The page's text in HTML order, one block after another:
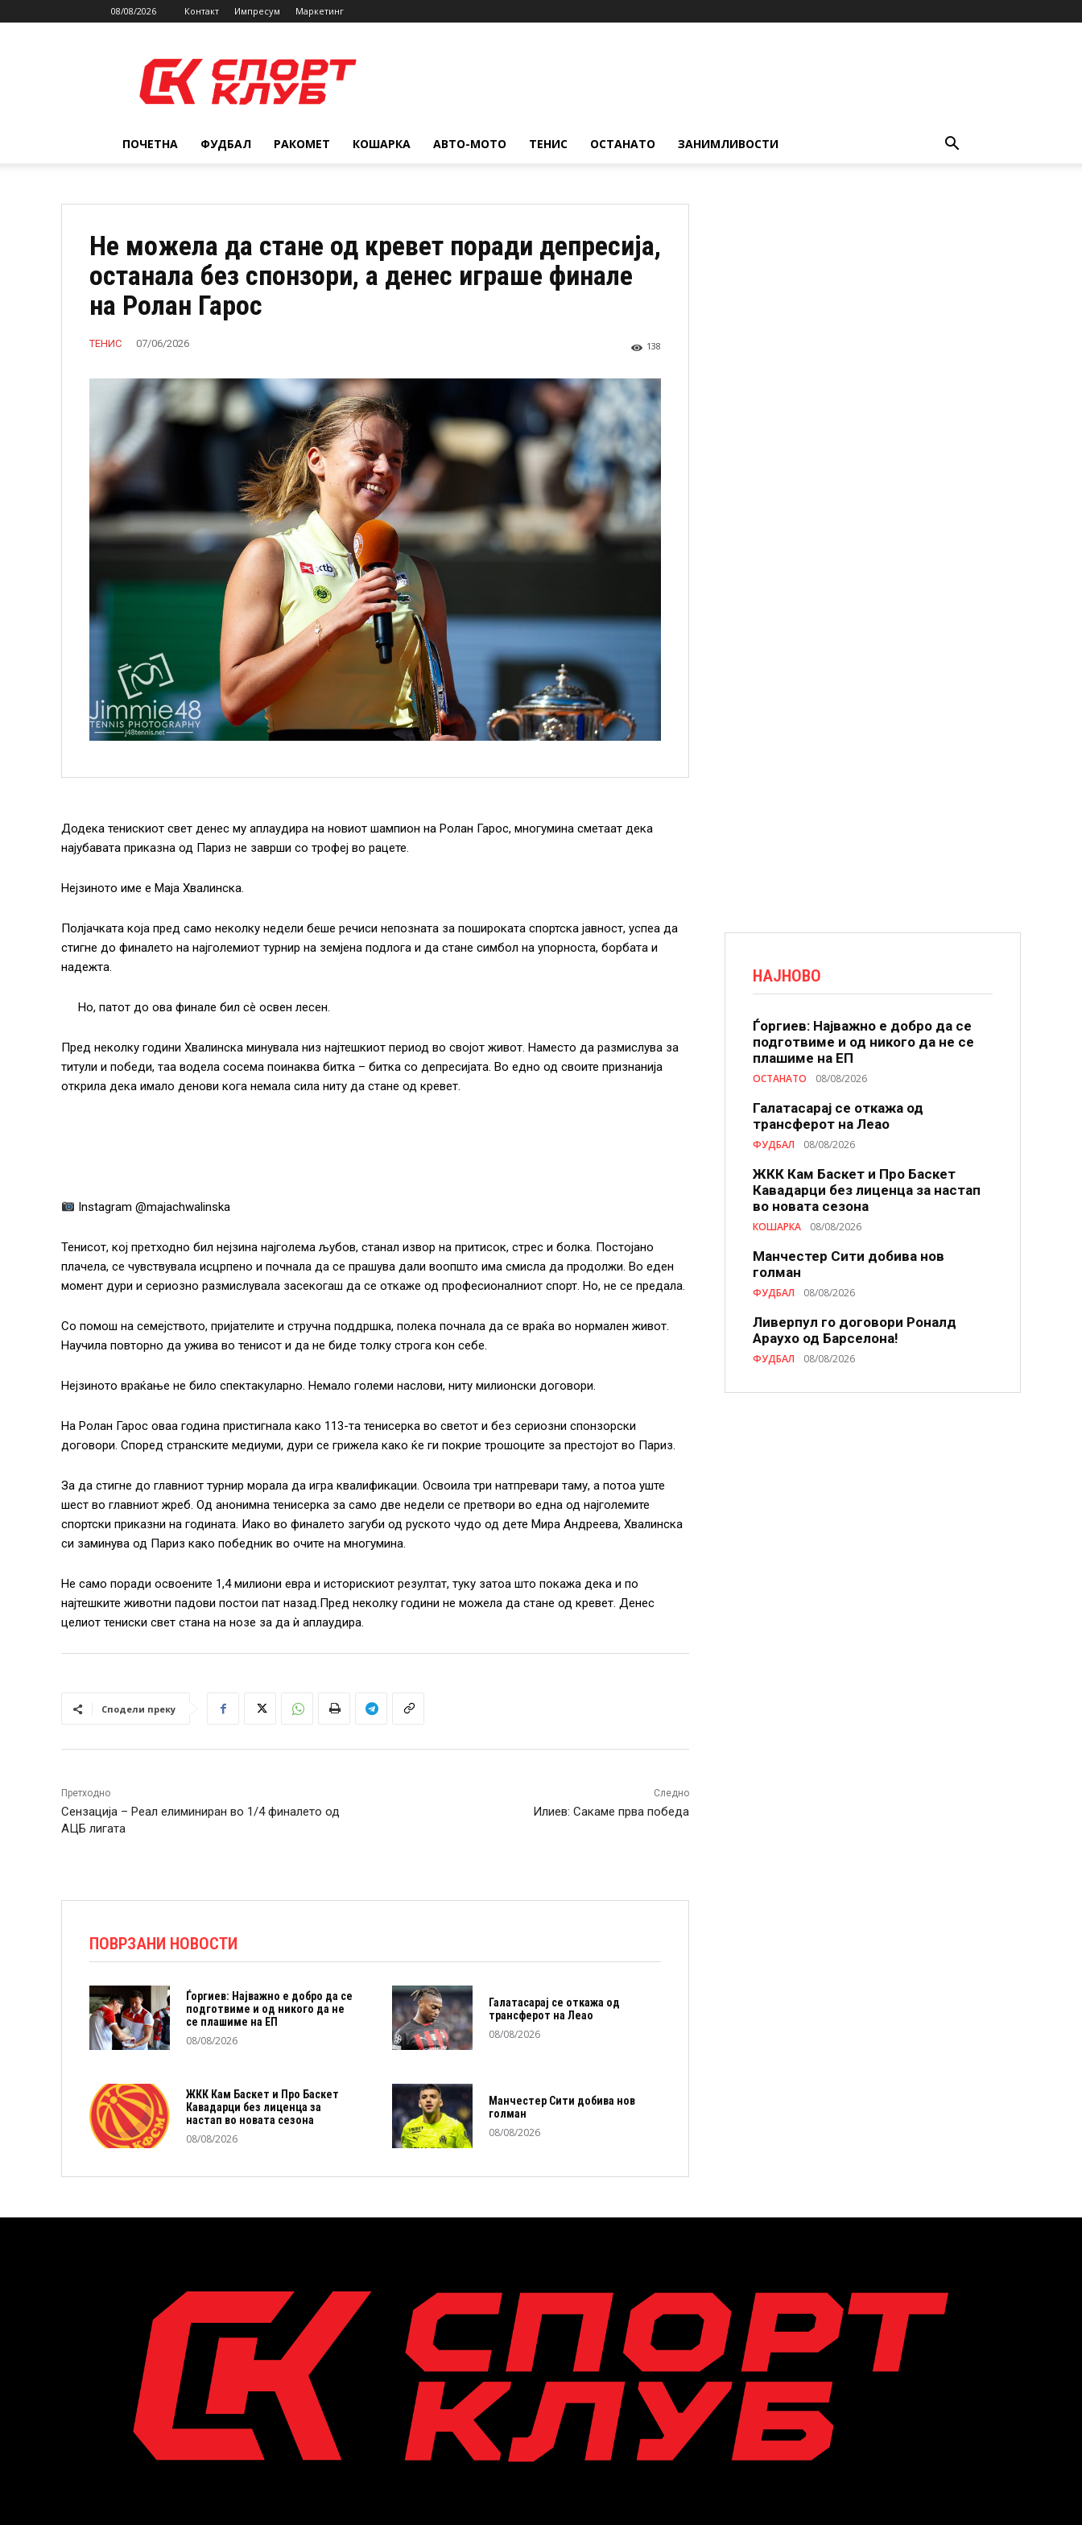
08/08/2026 Контакт Импресум Маркетинг
ПОЧЕТНА ФУДБАЛ РАКОМЕТ КОШАРКА АВТО-МОТО ТЕНИС ОСТАНАТО ЗАНИМЛИВОСТИ
Не можела да стане од кревет поради депресија,
останала без спонзори, а денес играше финале
на Ролан Гарос
ТЕНИС 07/06/2026 138
Додека тенискиот свет денес му аплаудира на новиот шампион на Ролан Гарос, многумина сметаат дека
најубавата приказна од Париз не заврши со трофеј во рацете.
Нејзиното име е Маја Хвалинска.
Полјачката која пред само неколку недели беше речиси непозната за пошироката спортска јавност, успеа да
стигне до финалето на најголемиот турнир на земјена подлога и да стане симбол на упорноста, борбата и
надежта.
Но, патот до ова финале бил сè освен лесен.
Пред неколку години Хвалинска минувала низ најтешкиот период во својот живот. Наместо да размислува за
титули и победи, таа водела сосема поинаква битка – битка со депресијата. Во едно од своите признанија
открила дека имало денови кога немала сила ниту да стане од кревет.
Instagram @majachwalinska
Тенисот, кој претходно бил нејзина најголема љубов, станал извор на притисок, стрес и болка. Постојано
плачела, се чувствувала исцрпено и почнала да се прашува дали воопшто има смисла да продолжи. Во еден
момент дури и сериозно размислувала засекогаш да се откаже од професионалниот спорт. Но, не се предала.
Со помош на семејството, пријателите и стручна поддршка, полека почнала да се враќа во нормален живот.
Научила повторно да ужива во тенисот и да не биде толку строга кон себе.
Нејзиното враќање не било спектакуларно. Немало големи наслови, ниту милионски договори.
На Ролан Гарос оваа година пристигнала како 113-та тенисерка во светот и без сериозни спонзорски
договори. Според странските медиуми, дури се грижела како ќе ги покрие трошоците за престојот во Париз.
За да стигне до главниот турнир морала да игра квалификации. Освоила три натпревари таму, а потоа уште
шест во главниот жреб. Од анонимна тенисерка за само две недели се претвори во една од најголемите
спортски приказни на годината. Иако во финалето загуби од руското чудо од дете Мира Андреева, Хвалинска
си заминува од Париз како победник во очите на многумина.
Не само поради освоените 1,4 милиони евра и историскиот резултат, туку затоа што покажа дека и по
најтешките животни падови постои пат назад.Пред неколку години не можела да стане од кревет. Денес
целиот тениски свет стана на нозе за да ѝ аплаудира.
Сподели преку
Претходно
Сензација – Реал елиминиран во 1/4 финалето од
АЦБ лигата
Следно
Илиев: Сакаме прва победа
ПОВРЗАНИ НОВОСТИ
Ѓоргиев: Најважно е добро да се
подготвиме и од никого да не
се плашиме на ЕП
08/08/2026
Галатасарај се откажа од
трансферот на Леао
08/08/2026
ЖКК Кам Баскет и Про Баскет
Кавадарци без лиценца за
настап во новата сезона
08/08/2026
Манчестер Сити добива нов
голман
08/08/2026
НАЈНОВО
Ѓоргиев: Најважно е добро да се
подготвиме и од никого да не се
плашиме на ЕП
ОСТАНАТО 08/08/2026
Галатасарај се откажа од
трансферот на Леао
ФУДБАЛ 08/08/2026
ЖКК Кам Баскет и Про Баскет
Кавадарци без лиценца за настап
во новата сезона
КОШАРКА 08/08/2026
Манчестер Сити добива нов
голман
ФУДБАЛ 08/08/2026
Ливерпул го договори Роналд
Араухо од Барселона!
ФУДБАЛ 08/08/2026